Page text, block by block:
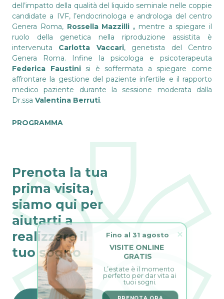
dell’impatto della qualità del liquido seminale nelle coppie
candidate a IVF, l’endocrinologa e androloga del centro
Genera Roma, Rossella Mazzilli , mentre a spiegare il
ruolo della genetica nella riproduzione assistita è
intervenuta Carlotta Vaccari, genetista del Centro
Genera Roma. Infine la psicologa e psicoterapeuta
Federica Faustinisi è soffermata a spiegare come
affrontare la gestione del paziente infertile e il rapporto
medico paziente durante la sessione moderata dalla
Dr.ssa Valentina Berruti.
PROGRAMMA
Prenota la tua
prima visita,
siamo qui per
aiutarti a
realizzare il
tuo sogno
VISITE ONLINE
GRATIS
perfetto per dar vita ai
tuoi sogni.
Fino al 31 agosto